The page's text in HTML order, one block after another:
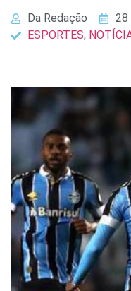
Da Redação
28
ESPORTES,